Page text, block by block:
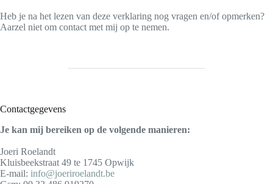
Heb je na het lezen van deze verklaring nog vragen en/of opmerken?
Aarzel niet om contact met mij op te nemen.
Contactgegevens
Je kan mij bereiken op de volgende manieren:
Joeri Roelandt
Kluisbeekstraat 49 te 1745 Opwijk
E-mail: info@joeriroelandt.be